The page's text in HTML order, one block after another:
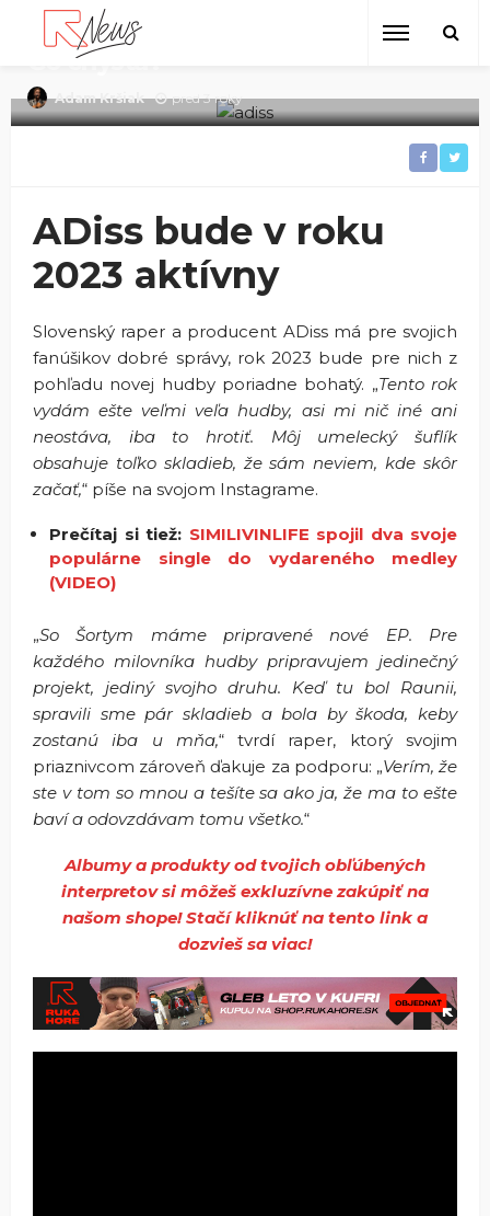
fanúšikov pripravuje na veľký rok.
Čo chystá?
Adam Kršiak pred 3 roky
ADiss bude v roku
2023 aktívny
Slovenský raper a producent ADiss má pre svojich
fanúšikov dobré správy, rok 2023 bude pre nich z
pohľadu novej hudby poriadne bohatý. „Tento rok
vydám ešte veľmi veľa hudby, asi mi nič iné ani
neostáva, iba to hrotiť. Môj umelecký šuflík
obsahuje toľko skladieb, že sám neviem, kde skôr
začať,“ píše na svojom Instagrame.
Prečítaj si tiež: SIMILIVINLIFE spojil dva svoje
populárne single do vydareného medley
(VIDEO)
„So Šortym máme pripravené nové EP. Pre
každého milovníka hudby pripravujem jedinečný
projekt, jediný svojho druhu. Keď tu bol Raunii,
spravili sme pár skladieb a bola by škoda, keby
zostanú iba u mňa,“ tvrdí raper, ktorý svojim
priaznivcom zároveň ďakuje za podporu: „Verím, že
ste v tom so mnou a tešíte sa ako ja, že ma to ešte
baví a odovzdávam tomu všetko.“
Albumy a produkty od tvojich obľúbených
interpretov si môžeš exkluzívne zakúpiť na
našom shope! Stačí kliknúť na tento link a
dozvieš sa viac!